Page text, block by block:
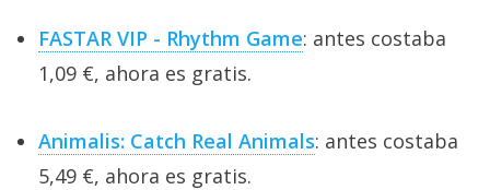
FASTAR VIP - Rhythm Game: antes costaba
1,09 €, ahora es gratis.
Animalis: Catch Real Animals: antes costaba
5,49 €, ahora es gratis.